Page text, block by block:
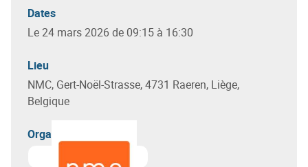
Dates
Le 24 mars 2026 de 09:15 à 16:30
Lieu
NMC, Gert-Noël-Strasse, 4731 Raeren, Liège,
Belgique
Organisateur(s)